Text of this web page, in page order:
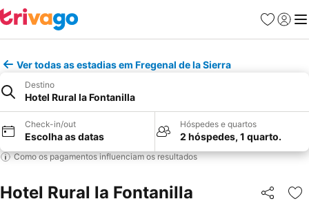
Favoritos
Iniciar
Ver todas as estadias em Fregenal de la Sierra
Destino
Hotel Rural la Fontanilla
Check-in/out
Escolha as datas
Hóspedes e quartos
2 hóspedes, 1 quarto.
Como os pagamentos influenciam os resultados
Hotel Rural la Fontanilla Partilhar